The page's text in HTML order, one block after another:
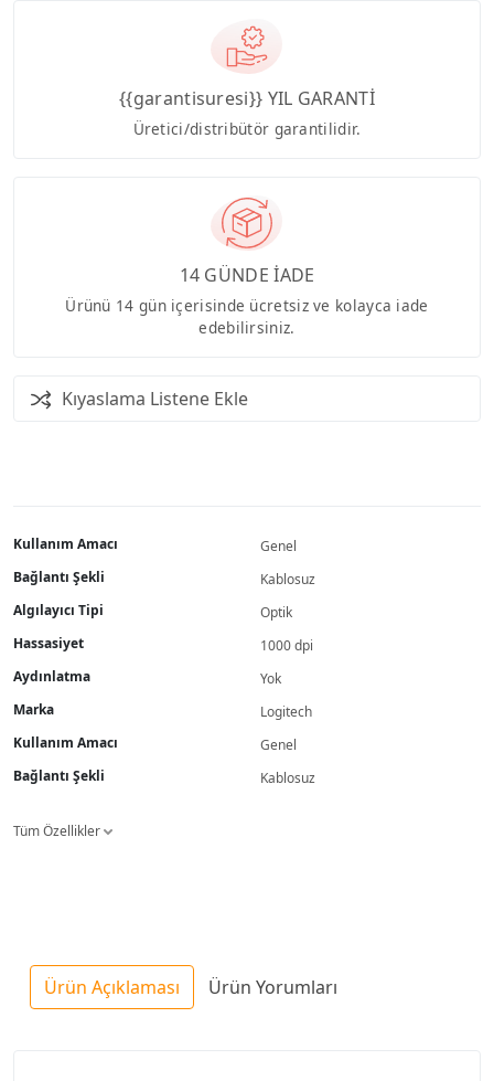
{{garantisuresi}} YIL GARANTİ
Üretici/distribütör garantilidir.
14 GÜNDE İADE
Ürünü 14 gün içerisinde ücretsiz ve kolayca iade
edebilirsiniz.
Kıyaslama Listene Ekle
Kullanım Amacı
Genel
Bağlantı Şekli
Kablosuz
Algılayıcı Tipi
Optik
Hassasiyet
1000 dpi
Aydınlatma
Yok
Marka
Logitech
Kullanım Amacı
Genel
Bağlantı Şekli
Kablosuz
Tüm Özellikler
Ürün Açıklaması Ürün Yorumları